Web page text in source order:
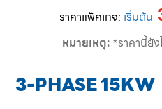
ราคาแพ็คเกจ: เริ่มต้น
หมายเหตุ: *ราคานี้ยั
3-PHASE 15KW